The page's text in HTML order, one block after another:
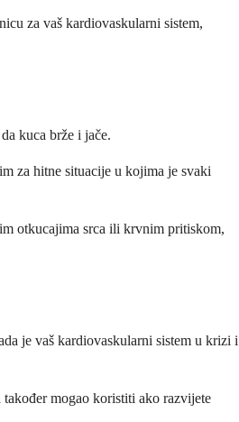
za vaš kardiovaskularni sistem,
kuca brže i jače.
za hitne situacije u kojima je svaki
otkucajima srca ili krvnim pritiskom,
je vaš kardiovaskularni sistem u krizi i
mogao koristiti ako razvijete